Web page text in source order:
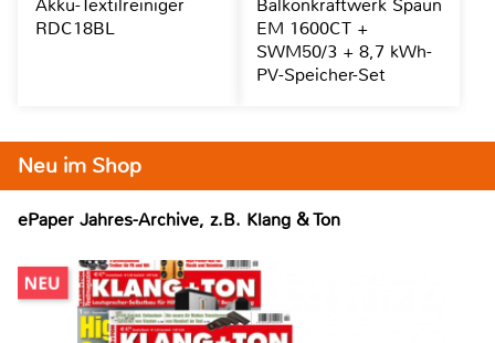
Neu im Shop
ePaper Jahres-Archive, z.B. Klang & Ton
Akku-Textilreiniger
RDC18BL
Balkonkraftwerk Spaun
EM 1600CT +
SWM50/3 + 8,7 kWh-
PV-Speicher-Set